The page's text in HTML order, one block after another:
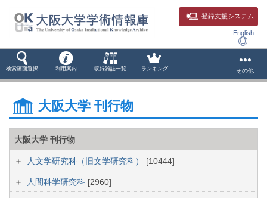
登録支援システム
English
検索画面選択 利用案内 収録雑誌一覧 ランキング その他
大阪大学 刊行物
大阪大学 刊行物
人文学研究科（旧文学研究科） [10444]
人間科学研究科 [2960]